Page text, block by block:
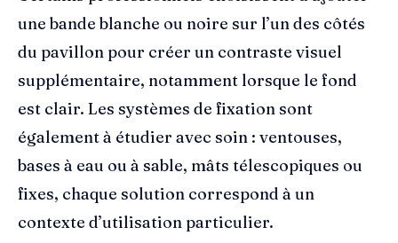
une bande blanche ou noire sur l’un des côtés
du pavillon pour créer un contraste visuel
supplémentaire, notamment lorsque le fond
est clair. Les systèmes de fixation sont
également à étudier avec soin : ventouses,
bases à eau ou à sable, mâts télescopiques ou
fixes, chaque solution correspond à un
contexte d’utilisation particulier.